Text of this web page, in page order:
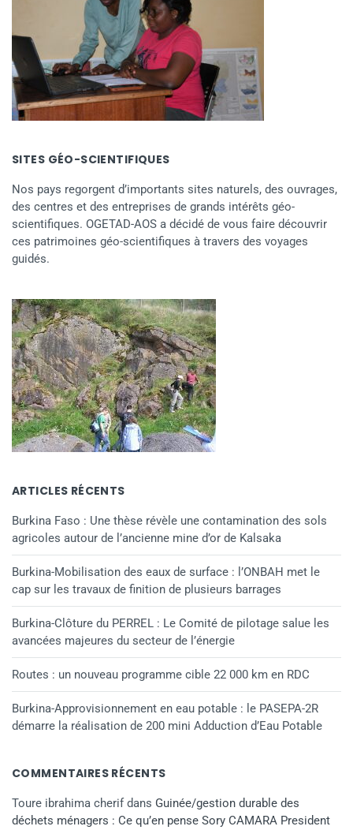
SITES GÉO-SCIENTIFIQUES
Nos pays regorgent d’importants sites naturels, des ouvrages,
des centres et des entreprises de grands intérêts géo-
scientifiques. OGETAD-AOS a décidé de vous faire découvrir
ces patrimoines géo-scientifiques à travers des voyages
guidés.
ARTICLES RÉCENTS
Burkina Faso : Une thèse révèle une contamination des sols
agricoles autour de l’ancienne mine d’or de Kalsaka
Burkina-Mobilisation des eaux de surface : l’ONBAH met le
cap sur les travaux de finition de plusieurs barrages
Burkina-Clôture du PERREL : Le Comité de pilotage salue les
avancées majeures du secteur de l’énergie
Routes : un nouveau programme cible 22 000 km en RDC
Burkina-Approvisionnement en eau potable : le PASEPA-2R
démarre la réalisation de 200 mini Adduction d’Eau Potable
COMMENTAIRES RÉCENTS
Toure ibrahima cherif dans Guinée/gestion durable des
déchets ménagers : Ce qu’en pense Sory CAMARA President